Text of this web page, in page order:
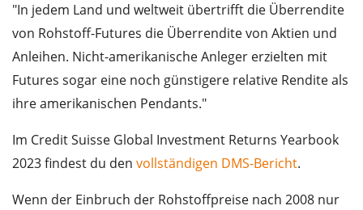
"In jedem Land und weltweit übertrifft die Überrendite
von Rohstoff-Futures die Überrendite von Aktien und
Anleihen. Nicht-amerikanische Anleger erzielten mit
Futures sogar eine noch günstigere relative Rendite als
ihre amerikanischen Pendants."
Im Credit Suisse Global Investment Returns Yearbook
2023 findest du den vollständigen DMS-Bericht.
Wenn der Einbruch der Rohstoffpreise nach 2008 nur